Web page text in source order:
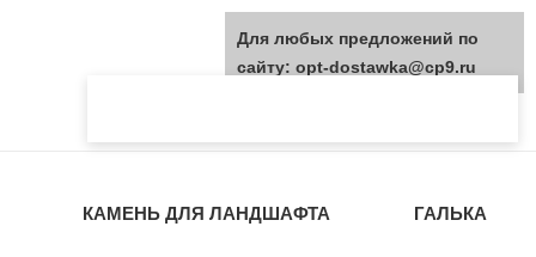
КАМЕНЬ ДЛЯ ЛАНДШАФТА ГАЛЬКА
Для любых предложений по
сайту: opt-dostawka@cp9.ru